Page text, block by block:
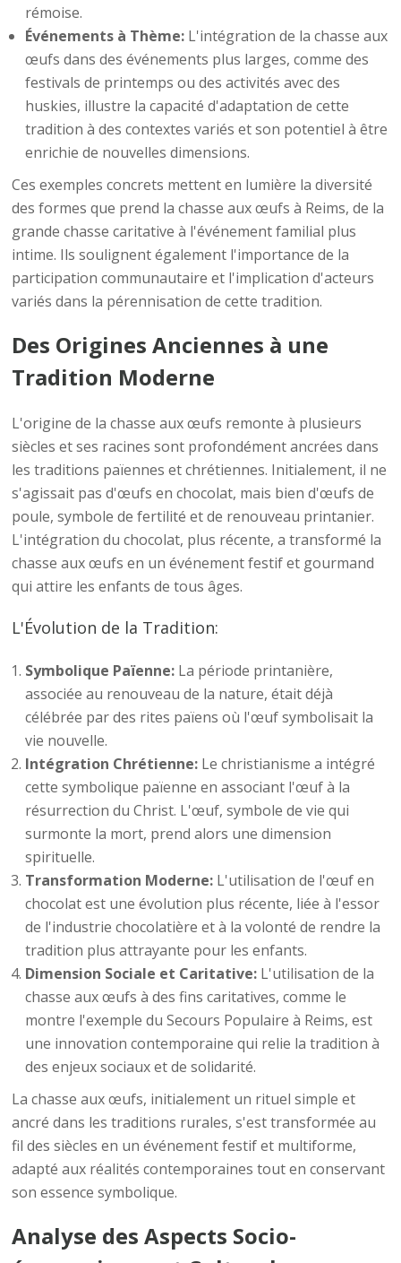
rémoise.
Événements à Thème: L'intégration de la chasse aux
œufs dans des événements plus larges, comme des
festivals de printemps ou des activités avec des
huskies, illustre la capacité d'adaptation de cette
tradition à des contextes variés et son potentiel à être
enrichie de nouvelles dimensions.
Ces exemples concrets mettent en lumière la diversité
des formes que prend la chasse aux œufs à Reims, de la
grande chasse caritative à l'événement familial plus
intime. Ils soulignent également l'importance de la
participation communautaire et l'implication d'acteurs
variés dans la pérennisation de cette tradition.
Des Origines Anciennes à une
Tradition Moderne
L'origine de la chasse aux œufs remonte à plusieurs
siècles et ses racines sont profondément ancrées dans
les traditions païennes et chrétiennes. Initialement, il ne
s'agissait pas d'œufs en chocolat, mais bien d'œufs de
poule, symbole de fertilité et de renouveau printanier.
L'intégration du chocolat, plus récente, a transformé la
chasse aux œufs en un événement festif et gourmand
qui attire les enfants de tous âges.
L'Évolution de la Tradition:
Symbolique Païenne: La période printanière,
associée au renouveau de la nature, était déjà
célébrée par des rites païens où l'œuf symbolisait la
vie nouvelle.
Intégration Chrétienne: Le christianisme a intégré
cette symbolique païenne en associant l'œuf à la
résurrection du Christ. L'œuf, symbole de vie qui
surmonte la mort, prend alors une dimension
spirituelle.
Transformation Moderne: L'utilisation de l'œuf en
chocolat est une évolution plus récente, liée à l'essor
de l'industrie chocolatière et à la volonté de rendre la
tradition plus attrayante pour les enfants.
Dimension Sociale et Caritative: L'utilisation de la
chasse aux œufs à des fins caritatives, comme le
montre l'exemple du Secours Populaire à Reims, est
une innovation contemporaine qui relie la tradition à
des enjeux sociaux et de solidarité.
La chasse aux œufs, initialement un rituel simple et
ancré dans les traditions rurales, s'est transformée au
fil des siècles en un événement festif et multiforme,
adapté aux réalités contemporaines tout en conservant
son essence symbolique.
Analyse des Aspects Socio-